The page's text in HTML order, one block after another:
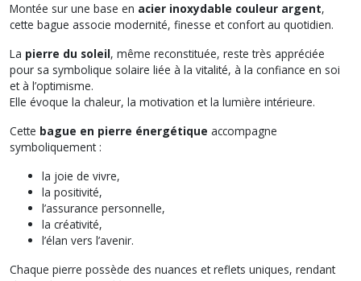
Montée sur une base en acier inoxydable couleur argent,
cette bague associe modernité, finesse et confort au quotidien.
La pierre du soleil, même reconstituée, reste très appréciée
pour sa symbolique solaire liée à la vitalité, à la confiance en soi
et à l’optimisme.
Elle évoque la chaleur, la motivation et la lumière intérieure.
Cette bague en pierre énergétique accompagne
symboliquement :
la joie de vivre,
la positivité,
l’assurance personnelle,
la créativité,
l’élan vers l’avenir.
Chaque pierre possède des nuances et reflets uniques, rendant